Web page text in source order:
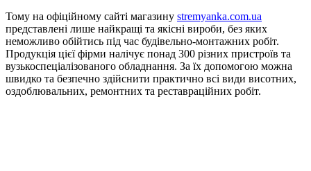
Тому на офіційному сайті магазину stremyanka.com.ua
представлені лише найкращі та якісні вироби, без яких
неможливо обійтись під час будівельно-монтажних робіт.
Продукція цієї фірми налічує понад 300 різних пристроїв та
вузькоспеціалізованого обладнання. За їх допомогою можна
швидко та безпечно здійснити практично всі види висотних,
оздоблювальних, ремонтних та реставраційних робіт.